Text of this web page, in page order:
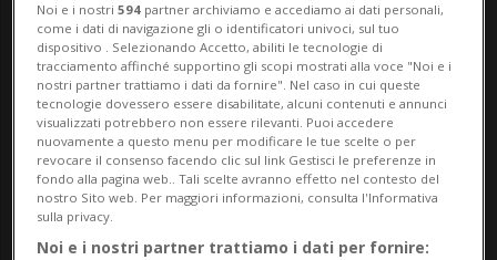
SVIZZERA 3 sett
WorldSkills 2026: 42 svizzeri vi
partecipano
Noi e i nostri594 partner archiviamo e accediamo ai dati personali,
come i dati di navigazione gli o identificatori univoci, sul tuo
dispositivo . Selezionando Accetto, abiliti le tecnologie di
tracciamento affinché supportino gli scopi mostrati alla voce "Noi e i
nostri partner trattiamo i dati da fornire". Nel caso in cui queste
tecnologie dovessero essere disabilitate, alcuni contenuti e annunci
visualizzati potrebbero non essere rilevanti. Puoi accedere
nuovamente a questo menu per modificare le tue scelte o per
revocare il consenso facendo clic sul link Gestisci le preferenze in
fondo alla pagina web.. Tali scelte avranno effetto nel contesto del
nostro Sito web. Per maggiori informazioni, consulta l'Informativa
sulla privacy.
Noi e i nostri partner trattiamo i dati per fornire: